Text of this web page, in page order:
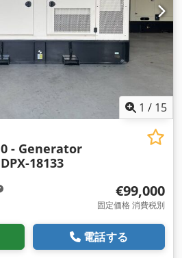
1 / 15
- Generator
18133
€99,000
固定価格 消費税別
電話する